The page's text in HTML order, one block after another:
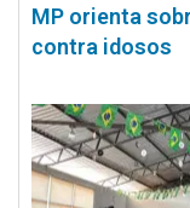
MP orienta
contra idosos